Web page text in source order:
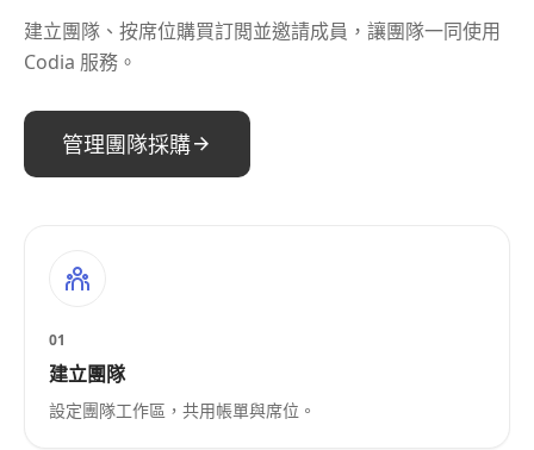
建立團隊、按席位購買訂閲並邀請成員，讓團隊一同使用
Codia 服務。
管理團隊採購
01
建立團隊
設定團隊工作區，共用帳單與席位。